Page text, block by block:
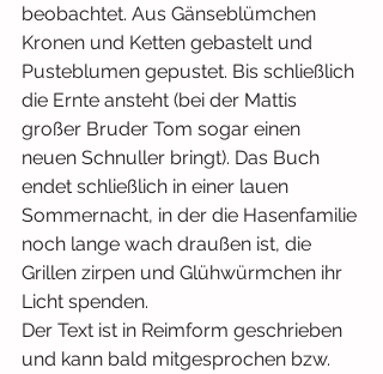
beobachtet. Aus Gänseblümchen
Kronen und Ketten gebastelt und
Pusteblumen gepustet. Bis schließlich
die Ernte ansteht (bei der Mattis
großer Bruder Tom sogar einen
neuen Schnuller bringt). Das Buch
endet schließlich in einer lauen
Sommernacht, in der die Hasenfamilie
noch lange wach draußen ist, die
Grillen zirpen und Glühwürmchen ihr
Licht spenden.
Der Text ist in Reimform geschrieben
und kann bald mitgesprochen bzw.